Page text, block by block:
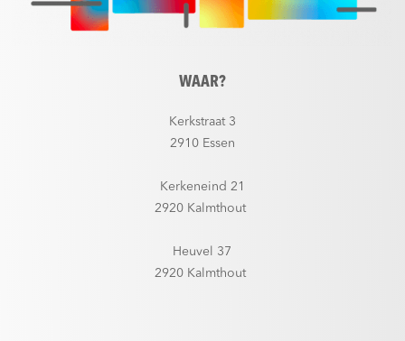
WAAR?
Kerkstraat 3
2910 Essen
Kerkeneind 21
2920 Kalmthout
Heuvel 37
2920 Kalmthout